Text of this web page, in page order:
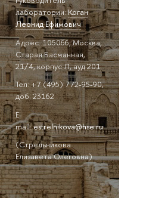
лаборатории:Коган
Леонид Ефимович
Адрес: 105066, Москва,
Старая Басманная,
21/4, корпус Л, ауд 201
Тел: +7 (495) 772-95-90,
доб. 23162
E-
mail:estrelnikova@hse.ru
(Стрельникова
Елизавета Олеговна)